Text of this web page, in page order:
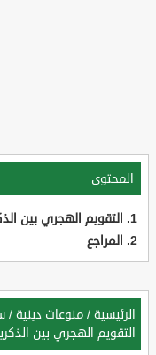
المحتوى
التقويم الهجري بين
المراجع
الرئيسية / منوعات دينية /
التقويم الهجري بين